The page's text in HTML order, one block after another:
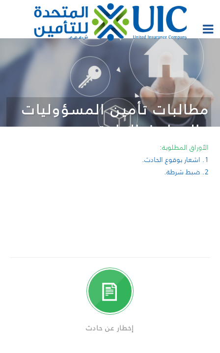
مطالبات تأمين المسؤوليات
والحوادث العامة
الأوراق المطلوبة:
1. اشعار بوقوع الحادث.
2. ضبط شرطة.
إخطار عن حادث